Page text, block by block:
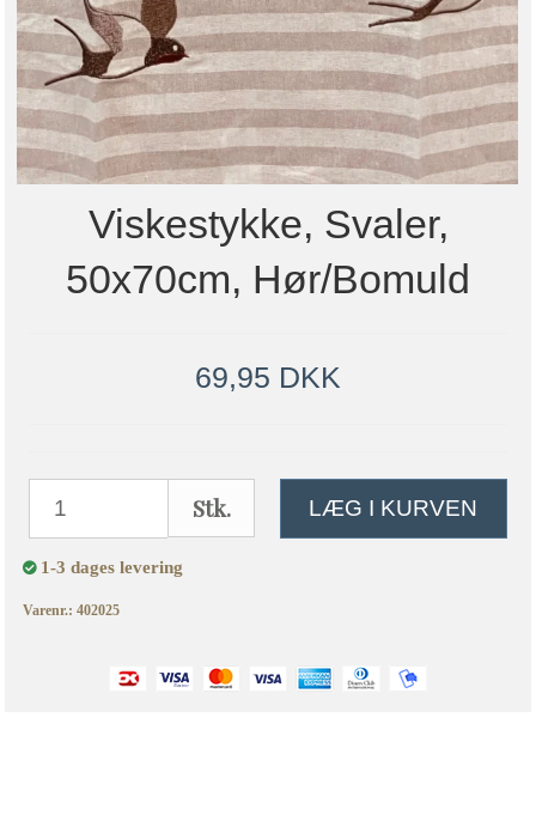
Viskestykke, Svaler,
50x70cm, Hør/Bomuld
69,95 DKK
Stk. LÆG I KURVEN
1-3 dages levering
Varenr.: 402025